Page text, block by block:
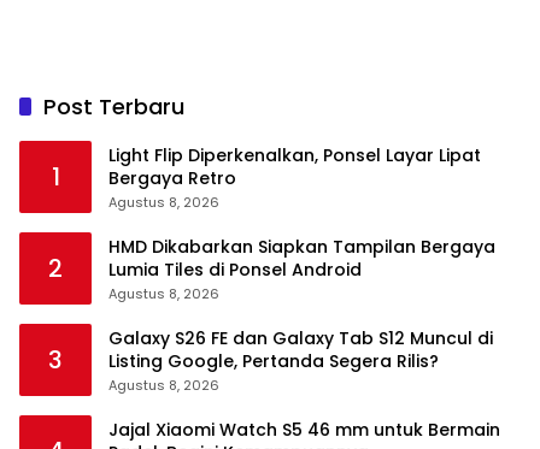
Post Terbaru
1
Light Flip Diperkenalkan, Ponsel Layar Lipat
Bergaya Retro
Agustus 8, 2026
2
HMD Dikabarkan Siapkan Tampilan Bergaya
Lumia Tiles di Ponsel Android
Agustus 8, 2026
3
Galaxy S26 FE dan Galaxy Tab S12 Muncul di
Listing Google, Pertanda Segera Rilis?
Agustus 8, 2026
Jajal Xiaomi Watch S5 46 mm untuk Bermain